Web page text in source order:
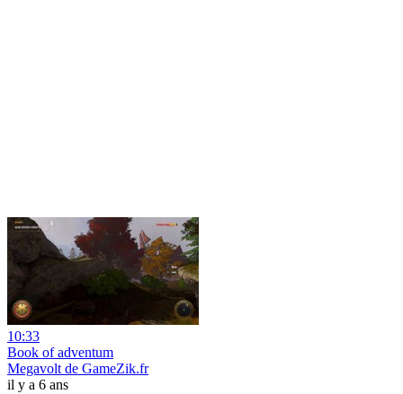
10:33
Book of adventum
Megavolt de GameZik.fr
il y a 6 ans